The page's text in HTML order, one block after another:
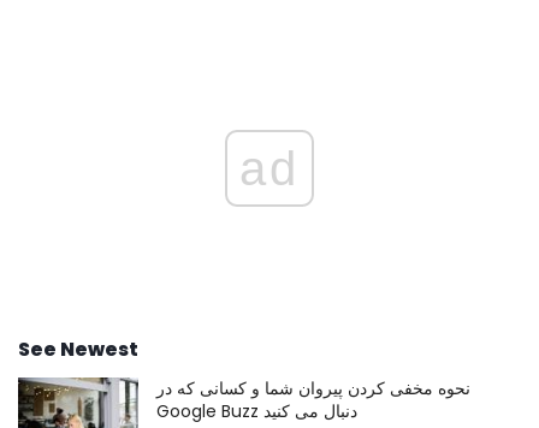
ad
See Newest
نحوه مخفی کردن پیروان شما و کسانی که در
Google Buzz دنبال می کنید